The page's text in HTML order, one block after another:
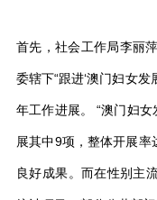
首先，社会工作局李丽
委辖下“跟进‘澳门妇女
年工作进展。 “澳门妇
展其中9项，整体开展
良好成果。而在性别主